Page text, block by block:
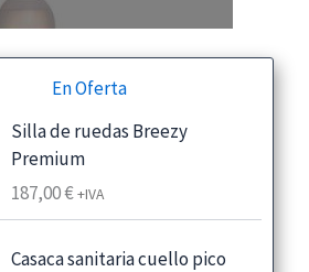
En Oferta
Silla de ruedas Breezy
Premium
187,00€+IVA
Casaca sanitaria cuello pico